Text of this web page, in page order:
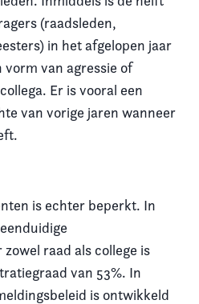
(raadsleden,
in het afgelopen jaar
vorm van agressie of
Er is vooral een
van vorige jaren wanneer
is echter beperkt. In
raad als college is
van 53%. In
is ontwikkeld